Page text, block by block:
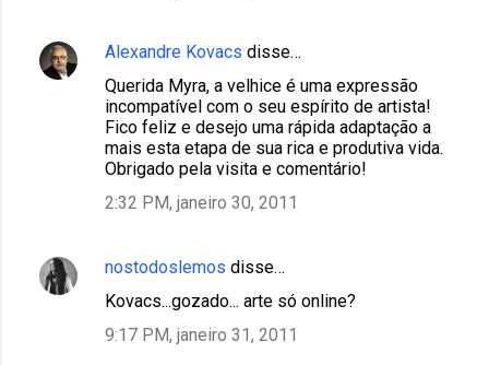
Alexandre Kovacs disse…
Querida Myra, a velhice é uma expressão
incompatível com o seu espírito de artista!
Fico feliz e desejo uma rápida adaptação a
mais esta etapa de sua rica e produtiva vida.
Obrigado pela visita e comentário!
2:32 PM, janeiro 30, 2011
nostodoslemos disse…
Kovacs...gozado... arte só online?
9:17 PM, janeiro 31, 2011